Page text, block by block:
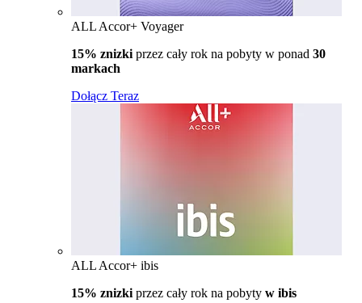
ALL Accor+ Voyager
15% znizki przez cały rok na pobyty w ponad 30
markach
Dołącz Teraz
ALL Accor+ ibis
15% znizki przez cały rok na pobyty w ibis